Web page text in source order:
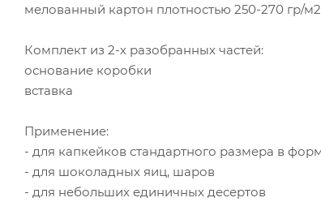
мелованный картон плотностью 250-270 гр/м2
Комплект из 2-х разобранных частей:
основание коробки
вставка
Применение:
- для капкейков стандартного размера в
- для шоколадных яиц, шаров
- для небольших единичных десертов